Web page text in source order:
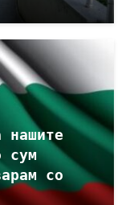
нашите
сум
со